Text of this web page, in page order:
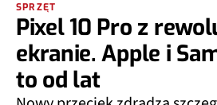
SPRZĘT
Pixel 10 Pro z
ekranie. Apple i
to od lat